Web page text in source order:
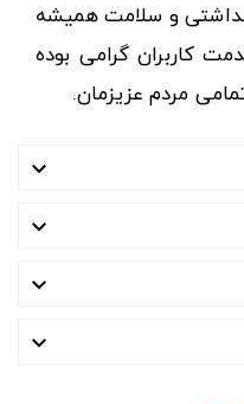
و سلامت همیشه
کاربران گرامی بوده
مردم عزیزمان.



